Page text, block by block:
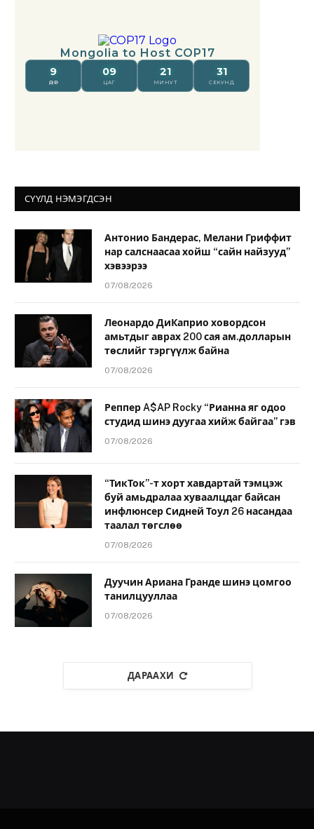
СҮҮЛД НЭМЭГДСЭН
Антонио Бандерас, Мелани Гриффит
нар салснаасаа хойш “сайн найзууд”
хэвээрээ
07/08/2026
Леонардо ДиКаприо ховордсон
амьтдыг аврах 200 сая ам.долларын
төслийг тэргүүлж байна
07/08/2026
Реппер A$AP Rocky “Рианна яг одоо
студид шинэ дуугаа хийж байгаа” гэв
07/08/2026
“ТикТок”-т хорт хавдартай тэмцэж
буй амьдралаа хуваалцдаг байсан
инфлюнсер Сидней Тоул 26 насандаа
таалал төгслөө
07/08/2026
Дуучин Ариана Гранде шинэ цомгоо
танилцууллаа
07/08/2026
ДАРААХИ